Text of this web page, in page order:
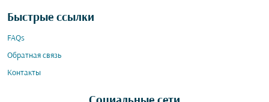
Быстрые ссылки
FAQs
Обратная связь
Контакты